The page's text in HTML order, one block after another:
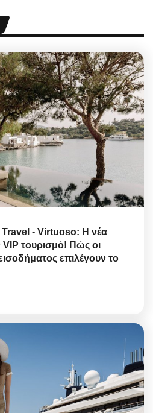
- Virtuoso: Η νέα
τουρισμό! Πώς οι
επιλέγουν το